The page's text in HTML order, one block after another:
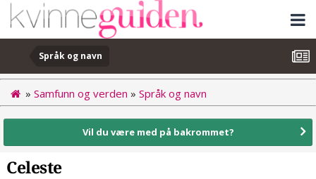
Språk og navn
» Samfunn og verden » Språk og navn
Vil du være med på bakrommet?
Celeste